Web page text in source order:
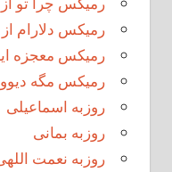
رمیکس دلارام از
رمیکس معجزه
رمیکس مگه
روزبه اسماعیلی
روزبه بمانی
روزبه نعمت